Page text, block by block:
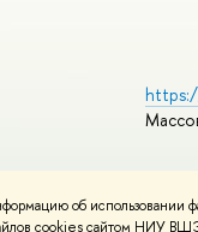
об использовании
cookies сайтом НИУ